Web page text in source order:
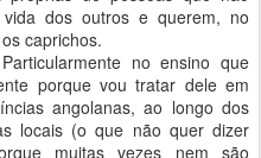
dos outros e querem, no
caprichos.
no ensino que
porque vou tratar dele em
angolanas, ao longo dos
locais (o que não quer dizer
muitas vezes nem são